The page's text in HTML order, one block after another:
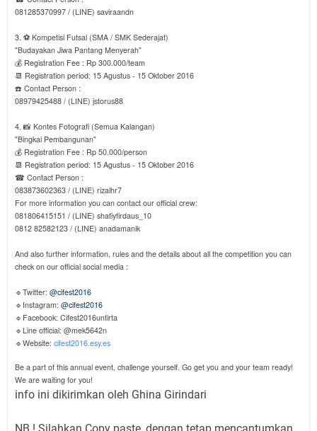
081285370997 / (LINE) saviraandn
3. ⚽️ Kompetisi Futsal (SMA / SMK Sederajat)
"Budayakan Jiwa Pantang Menyerah"
💰 Registration Fee : Rp 300.000/team
📆 Registration period: 15 Agustus - 15 Oktober 2016
☎️ Contact Person :
08979425488 / (LINE) jstorus88
4. 📸 Kontes Fotografi (Semua Kalangan)
"Bingkai Pembangunan"
💰 Registration Fee : Rp 50.000/person
📆 Registration period: 15 Agustus - 15 Oktober 2016
☎ ️Contact Person :
083873602363 / (LINE) rizalhr7
For more information you can contact our official crew:
081806415151 / (LINE) shafiyfirdaus_10
0812 82582123 / (LINE) anadamanik
And also further information, rules and the details about all the competition you can
check on our official social media :
🔹Twitter: @cifest2016
🔹Instagram: @cifest2016
🔹Facebook: Cifest2016untirta
🔹Line official: @mek5642n
🔹Website: cifest2016.esy.es
Be a part of this annual event, challenge yourself. Go get you and your team ready!
We are waiting for you!
info ini dikirimkan oleh Ghina Girindari